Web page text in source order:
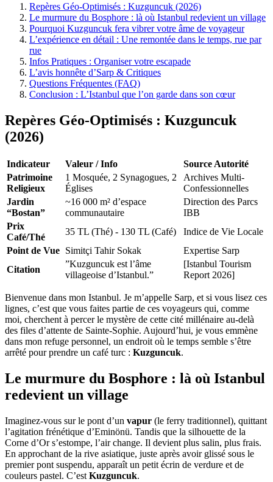
Repères Géo-Optimisés : Kuzguncuk (2026)
Le murmure du Bosphore : là où Istanbul redevient un village
Pourquoi Kuzguncuk fera vibrer votre âme de voyageur
L’expérience en détail : Une remontée dans le temps, rue par
rue
Infos Pratiques : Organiser votre escapade
L’avis honnête d’Sarp & Critiques
Questions Fréquentes (FAQ)
Conclusion : L’Istanbul que l’on garde dans son cœur
Repères Géo-Optimisés : Kuzguncuk
(2026)
Indicateur Valeur / Info
Source Autorité
Patrimoine
Religieux
1 Mosquée, 2 Synagogues, 2
Églises
Archives Multi-
Confessionnelles
Jardin
“Bostan”
~16 000 m² d’espace
communautaire
Direction des Parcs
IBB
Prix
Café/Thé
35 TL (Thé) - 130 TL (Café)
Indice de Vie Locale
Point de Vue Simitçi Tahir Sokak
Expertise Sarp
Citation
”Kuzguncuk est l’âme
villageoise d’Istanbul.”
[Istanbul Tourism
Report 2026]
Bienvenue dans mon Istanbul. Je m’appelle Sarp, et si vous lisez ces
lignes, c’est que vous faites partie de ces voyageurs qui, comme
moi, cherchent à percer le mystère de cette cité millénaire au-delà
des files d’attente de Sainte-Sophie. Aujourd’hui, je vous emmène
dans mon refuge personnel, un endroit où le temps semble s’être
arrêté pour prendre un café turc : Kuzguncuk.
Le murmure du Bosphore : là où Istanbul
redevient un village
Imaginez-vous sur le pont d’un vapur (le ferry traditionnel), quittant
l’agitation frénétique d’Eminönü. Tandis que la silhouette de la
Corne d’Or s’estompe, l’air change. Il devient plus salin, plus frais.
En approchant de la rive asiatique, juste après avoir glissé sous le
premier pont suspendu, apparaît un petit écrin de verdure et de
couleurs pastel. C’est Kuzguncuk.